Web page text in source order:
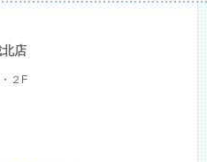
店
２F